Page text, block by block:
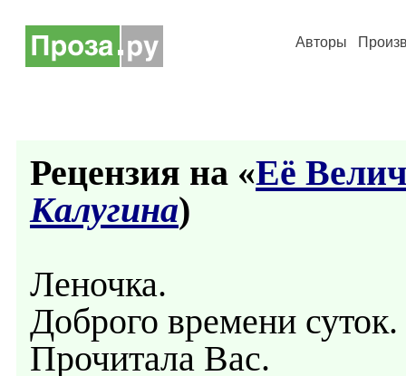
Авторы
Рецензия на «Её
Калугина)
Леночка.
Доброго времени суток.
Прочитала Вас.